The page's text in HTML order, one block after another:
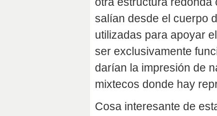
salían desde el cuerpo
utilizadas para apoyar
ser exclusivamente
darían la impresión de
mixtecos donde hay
Cosa interesante de